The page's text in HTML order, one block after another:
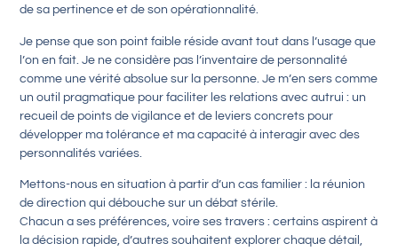
de sa pertinence et de son opérationnalité.
Je pense que son point faible réside avant tout dans l’usage que
l’on en fait. Je ne considère pas l’inventaire de personnalité
comme une vérité absolue sur la personne. Je m’en sers comme
un outil pragmatique pour faciliter les relations avec autrui : un
recueil de points de vigilance et de leviers concrets pour
développer ma tolérance et ma capacité à interagir avec des
personnalités variées.
Mettons-nous en situation à partir d’un cas familier : la réunion
de direction qui débouche sur un débat stérile.
Chacun a ses préférences, voire ses travers : certains aspirent à
la décision rapide, d’autres souhaitent explorer chaque détail,